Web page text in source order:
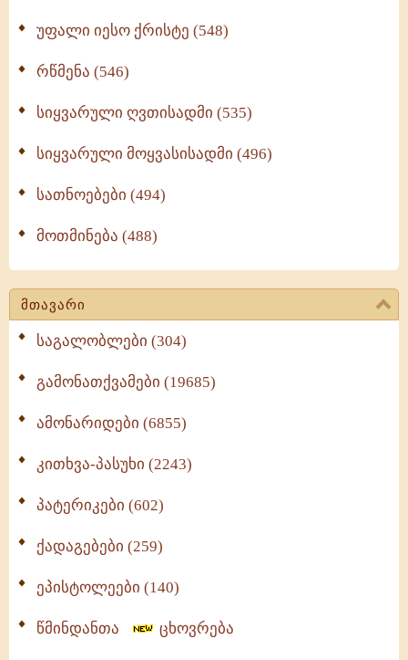
უფალი იესო ქრისტე (548)
რწმენა (546)
სიყვარული ღვთისადმი (535)
სიყვარული მოყვასისადმი (496)
სათნოებები (494)
მოთმინება (488)
მთავარი
საგალობლები (304)
გამონათქვამები (19685)
ამონარიდები (6855)
კითხვა-პასუხი (2243)
პატერიკები (602)
ქადაგებები (259)
ეპისტოლეები (140)
წმინდანთა ცხოვრება